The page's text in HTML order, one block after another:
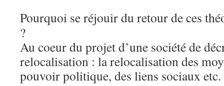
Pourquoi se réjouir du retour de ces
?
Au coeur du projet d’une société de
relocalisation : la relocalisation des
pouvoir politique, des liens sociaux